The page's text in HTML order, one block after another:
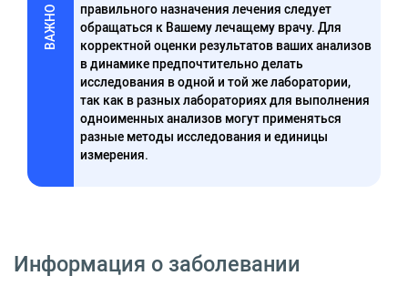
ВАЖНО
правильного назначения лечения следует
обращаться к Вашему лечащему врачу. Для
корректной оценки результатов ваших анализов
в динамике предпочтительно делать
исследования в одной и той же лаборатории,
так как в разных лабораториях для выполнения
одноименных анализов могут применяться
разные методы исследования и единицы
измерения.
Информация о заболевании